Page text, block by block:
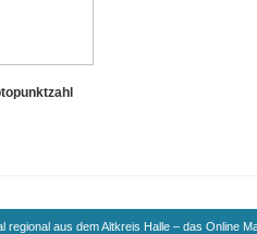
regional aus dem Altkreis Halle – das Online